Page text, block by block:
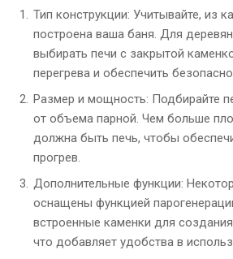
Тип конструкции: Учитывайте, из
построена ваша баня. Для
выбирать печи с закрытой
перегрева и обеспечить
Размер и мощность: Подбирайте
от объема парной. Чем больше
должна быть печь, чтобы
прогрев.
Дополнительные функции:
оснащены функцией
встроенные каменки для
что добавляет удобства в